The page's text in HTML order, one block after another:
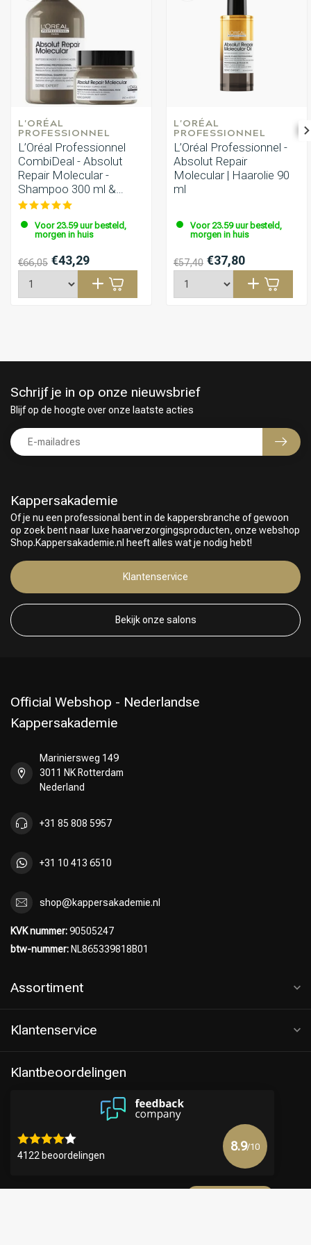
Keuze van onze Kappers
L'ORÉAL
PROFESSIONNEL
L’Oréal Professionnel
CombiDeal - Absolut
Repair Molecular -
Shampoo 300 ml &
Masker 250 ml
Voor 23.59 uur besteld,
morgen in huis
€66,05 €43,29
L'ORÉAL
PROFESSIONNEL
L’Oréal Professionnel -
Absolut Repair
Molecular | Haarolie 90
ml
Voor 23.59 uur besteld,
morgen in huis
€57,40 €37,80
Kappersakademie
Of je nu een professional bent in de kappersbranche of gewoon
op zoek bent naar luxe haarverzorgingsproducten, onze webshop
Shop.Kappersakademie.nl heeft alles wat je nodig hebt!
Klantenservice
Bekijk onze salons
Schrijf je in op onze nieuwsbrief
Blijf op de hoogte over onze laatste acties
Official Webshop - Nederlandse
Kappersakademie
Mariniersweg 149
3011 NK Rotterdam
Nederland
+31 85 808 5957
+31 10 413 6510
shop@kappersakademie.nl
KVK nummer:90505247
btw-nummer: NL865339818B01
Assortiment
Klantenservice
Klantbeoordelingen
4122 beoordelingen
8.9/10